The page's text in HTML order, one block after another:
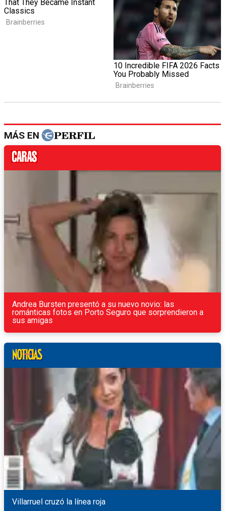
MÁS EN
Andrea Bursten presentó a su nuevo novio: las
románticas fotos en Porto Seguro que sorprendieron a
sus amigas
Villarruel cruzó la línea roja